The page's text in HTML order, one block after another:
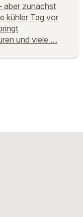
aber zunächst
kühler Tag vor
und viele …